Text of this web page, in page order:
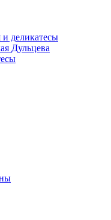
деликатесы
Дульцева